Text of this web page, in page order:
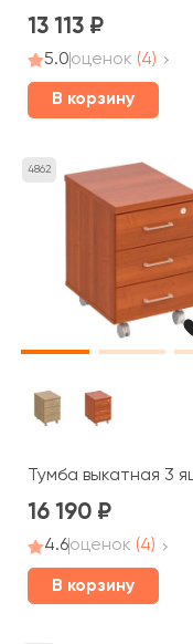
13 113
5.0оценок (4)
В корзину
4862
Тумба выкатная 3
16 190
4.6оценок (4)
В корзину